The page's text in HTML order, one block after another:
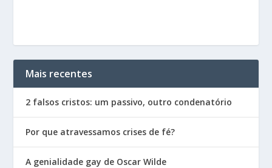
Mais recentes
2 falsos cristos: um passivo, outro condenatório
Por que atravessamos crises de fé?
A genialidade gay de Oscar Wilde